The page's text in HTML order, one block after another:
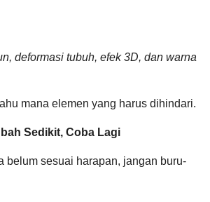
deformasi tubuh, efek 3D, dan warna
mana elemen yang harus dihindari.
Sedikit, Coba Lagi
belum sesuai harapan, jangan buru-